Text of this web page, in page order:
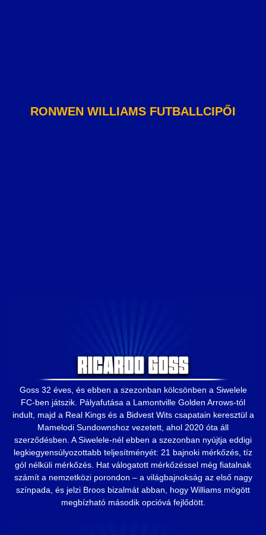
RONWEN WILLIAMS FUTBALLCIPŐI
Goss 32 éves, és ebben a szezonban kölcsönben a Siwelele
FC-ben játszik. Pályafutása a Lamontville Golden Arrows-tól
indult, majd a Real Kings és a Bidvest Wits csapatain keresztül a
Mamelodi Sundownshoz vezetett, ahol 2020 óta áll
szerződésben. A Siwelele-nél ebben a szezonban nyújtja eddigi
legkiegyensúlyozottabb teljesítményét: 21 bajnoki mérkőzés, tíz
gól nélküli mérkőzés. Hat válogatott mérkőzéssel még fiatalnak
számít a nemzetközi porondon – a világbajnokság az első nagy
színpada, és jelzi Broos bizalmát abban, hogy Williams mögött
megbízható második opcióvá fejlődött.